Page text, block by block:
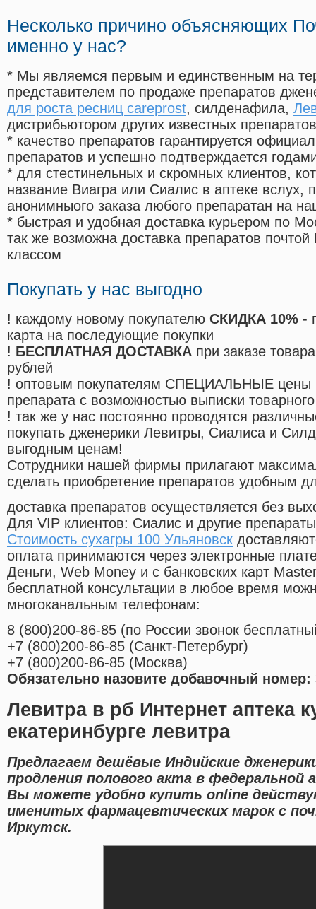
Несколько причино объясняющих
именно у нас?
* Мы являемся первым и единственным на
представителем по продаже препаратов
для роста ресниц careprost, силденафила,
дистрибьютором других известных препаратов
* качество препаратов гарантируется
препаратов и успешно подтверждается
* для стестинельных и скромных клиентов,
название Виагра или Сиалис в аптеке вслух,
анонимныого заказа любого препаратан на
* быстрая и удобная доставка курьером по
так же возможна доставка препаратов
классом
Покупать у нас выгодно
! каждому новому покупателю СКИДКА 10% -
карта на последующие покупки
! БЕСПЛАТНАЯ ДОСТАВКА при заказе
рублей
! оптовым покупателям СПЕЦИАЛЬНЫЕ цены
препарата с возможностью выписки
! так же у нас постоянно проводятся
покупать дженерики Левитры, Сиалиса и
выгодным ценам!
Cотрудники нашей фирмы прилагают
сделать приобретение препаратов удобным
доставка препаратов осуществляется без
Для VIP клиентов: Сиалис и другие
Стоимость сухагры 100 Ульяновск
оплата принимаются через электронные
Деньги, Web Money и с банковских карт
бесплатной консультации в любое время
многоканальным телефонам:
8 (800)200-86-85 (по России звонок
+7 (800)200-86-85 (Санкт-Петербург)
+7 (800)200-86-85 (Москва)
Обязательно назовите добавочный номер:
Левитра в рб Интернет аптека
екатеринбурге левитра
Предлагаем дешёвые Индийские
продления полового акта в федеральной
Вы можете удобно купить online
именитых фармацевтических марок с
Иркутск.